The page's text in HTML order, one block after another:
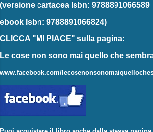
(versione cartacea Isbn: 9788891066589
ebook Isbn: 9788891066824)
CLICCA "MI PIACE" sulla pagina:
Le cose non sono mai quello che
www.facebook.com/